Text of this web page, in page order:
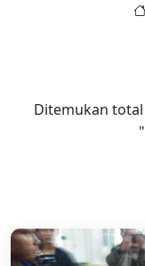
Ditemukan total
"